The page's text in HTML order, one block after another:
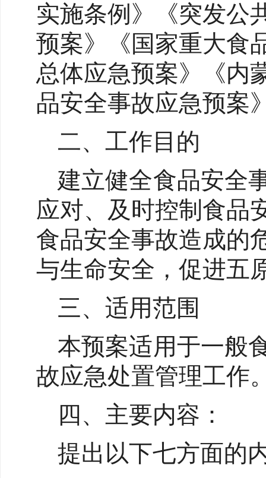
实施条例》《突发公
预案》《国家重大食
总体应急预案》《内
品安全事故应急预案
二、工作目的
建立健全食品安全
应对、及时控制食品
食品安全事故造成的
与生命安全，促进五
三、适用范围
本预案适用于一般
故应急处置管理工作
四、主要内容：
提出以下七方面的